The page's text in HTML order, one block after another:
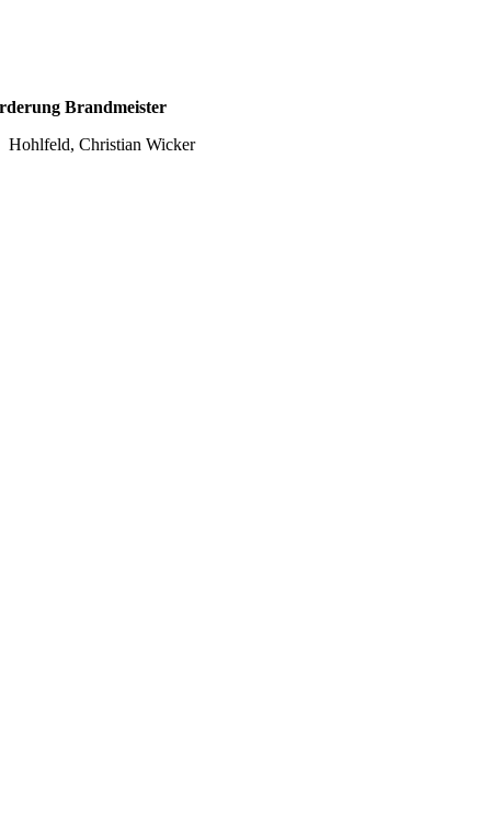
Brandmeister
Hohlfeld, Christian Wicker